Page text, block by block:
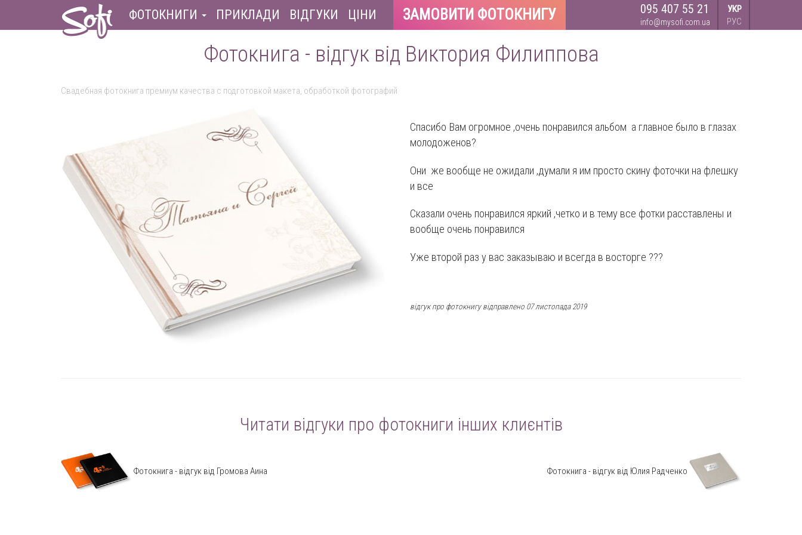
ФОТОКНИГИ ПРИКЛАДИ ВІДГУКИ ЦІНИ ЗАМОВИТИ ФОТОКНИГУ
УКР
РУС
095 407 55 21
info@mysofi.com.ua
Фотокнига - відгук від Виктория Филиппова
Свадебная фотокнига премиум качества с подготовкой макета, обработкой фотографий
Спасибо Вам огромное ,очень понравился альбом а главное было в глазах
молодоженов?
Они же вообще не ожидали ,думали я им просто скину фоточки на флешку
и все
Сказали очень понравился яркий ,четко и в тему все фотки расставлены и
вообще очень понравился
Уже второй раз у вас заказываю и всегда в восторге ???
відгук про фотокнигу відправлено 07 листопада 2019
Читати відгуки про фотокниги інших клиєнтів
Фотокнига - відгук від Громова Аина Фотокнига - відгук від Юлия Радченко